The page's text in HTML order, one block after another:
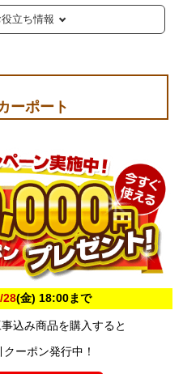
立ち情報
ーポート
28(金) 18:00まで
込み商品を購入すると
クーポン発行中！